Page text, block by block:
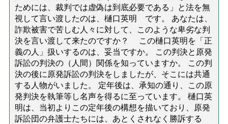
ためには、裁判では虚偽は到底必要である」と法を無
視して言い渡したのは、樋口英明 です。 あなたは、
詐欺被害で苦しむ人々に対して、このような卑劣な判
決を言い渡して来たのですか？ この樋口英明を「正
義の人」扱いするのは、妥当ですか。 この判決と原発
訴訟の判決の（人間）関係を知っていますか。 この判
決の後に原発訴訟の判決をしましたが、そこには共通
する人物がいました。 定年後は、承知の通り、この原
発判決を執筆等し名声を得るに至っています。 樋口英
明は、当初よりこの定年後の構想を描いており、原発
訴訟団の弁護士たちには、あとくされなく勝訴する